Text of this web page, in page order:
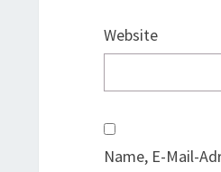
Website
Name, E-Mail-